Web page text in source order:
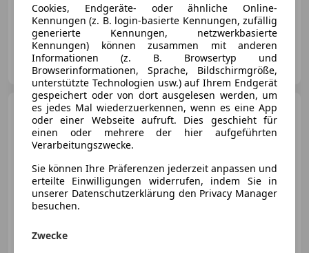
330 kW (449 PS)
AV Ott GmbH Eisenstadt
AT-7000 Eisenstadt
Mercedes-Benz E 53
AMGHYBRID 4MATIC+
Limousine LED Distr PTS
€ 99 800 1
Cookies, Endgeräte- oder ähnliche Online-
Kennungen (z. B. login-basierte Kennungen, zufällig
generierte Kennungen, netzwerkbasierte
Kennungen) können zusammen mit anderen
Informationen (z. B. Browsertyp und
Browserinformationen, Sprache, Bildschirmgröße,
unterstützte Technologien usw.) auf Ihrem Endgerät
gespeichert oder von dort ausgelesen werden, um
es jedes Mal wiederzuerkennen, wenn es eine App
oder einer Webseite aufruft. Dies geschieht für
einen oder mehrere der hier aufgeführten
Verarbeitungszwecke.
Sie können Ihre Präferenzen jederzeit anpassen und
erteilte Einwilligungen widerrufen, indem Sie in
unserer Datenschutzerklärung den Privacy Manager
besuchen.
Zwecke